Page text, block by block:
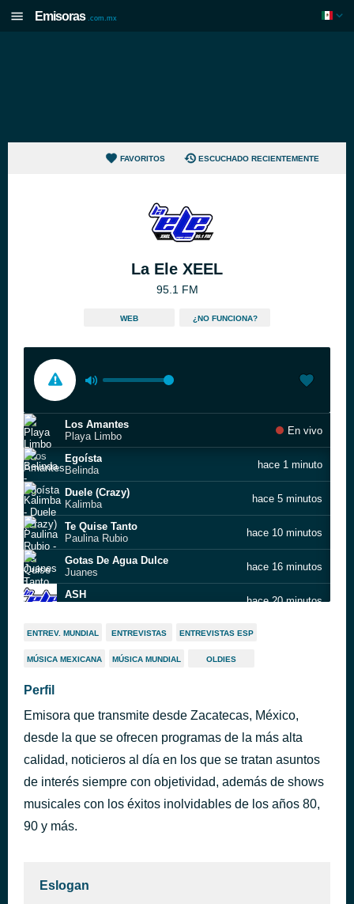
Emisoras .com.mx
FAVORITOS ESCUCHADO RECIENTEMENTE
La Ele XEEL
95.1 FM
WEB ¿NO FUNCIONA?
Los Amantes
Playa Limbo
En vivo
Egoísta
Belinda
hace 1 minuto
Duele (Crazy)
Kalimba
hace 5 minutos
Te Quise Tanto
Paulina Rubio
hace 10 minutos
Gotas De Agua Dulce
Juanes
hace 16 minutos
ASH
hace 20 minutos
Esclavo de sus besos
hace 23 minutos
Qué será de ti
Sin Bandera
La Ley
hace 35 minutos
ENTREV. MUNDIAL ENTREVISTAS ENTREVISTAS ESP
MÚSICA MEXICANA MÚSICA MUNDIAL OLDIES
Perfil
Emisora que transmite desde Zacatecas, México,
desde la que se ofrecen programas de la más alta
calidad, noticieros al día en los que se tratan asuntos
de interés siempre con objetividad, además de shows
musicales con los éxitos inolvidables de los años 80,
90 y más.
Eslogan